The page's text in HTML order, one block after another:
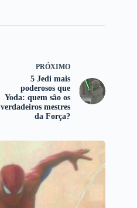
PRÓXIMO
5 Jedi mais
poderosos que
Yoda: quem são os
verdadeiros mestres
da Força?